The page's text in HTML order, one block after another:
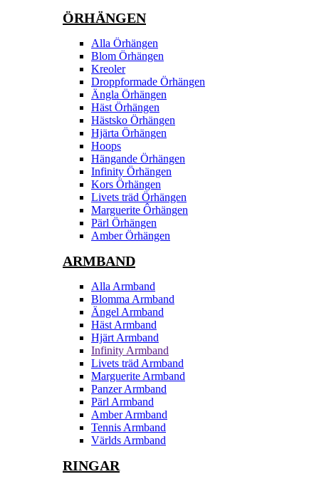
ÖRHÄNGEN
Alla Örhängen
Blom Örhängen
Kreoler
Droppformade Örhängen
Ängla Örhängen
Häst Örhängen
Hästsko Örhängen
Hjärta Örhängen
Hoops
Hängande Örhängen
Infinity Örhängen
Kors Örhängen
Livets träd Örhängen
Marguerite Ôrhängen
Pärl Örhängen
Amber Örhängen
ARMBAND
Alla Armband
Blomma Armband
Ängel Armband
Häst Armband
Hjärt Armband
Infinity Armband
Livets träd Armband
Marguerite Armband
Panzer Armband
Pärl Armband
Amber Armband
Tennis Armband
Världs Armband
RINGAR